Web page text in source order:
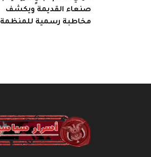
صنعاء القديمة ويكشف
مخاطبة رسمية للمنظمة